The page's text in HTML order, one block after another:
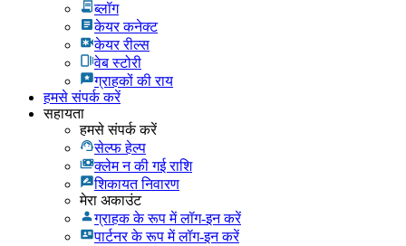
ब्लॉग
केयर कनेक्ट
केयर रील्स
वेब स्टोरी
ग्राहकों की राय
हमसे संपर्क करें
सहायता
हमसे संपर्क करें
सेल्फ हेल्प
क्लेम न की गई राशि
शिकायत निवारण
मेरा अकाउंट
ग्राहक के रूप में लॉग-इन करें
पार्टनर के रूप में लॉग-इन करें